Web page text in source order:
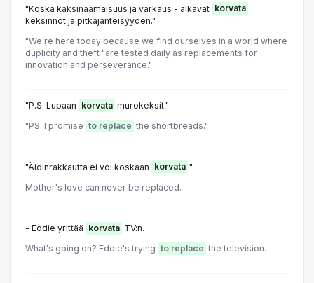
"Koska kaksinaamaisuus ja varkaus - alkavat korvata
keksinnöt ja pitkäjänteisyyden."
"We're here today because we find ourselves in a world where
duplicity and theft "are tested daily as replacements for
innovation and perseverance."
"P.S. Lupaan korvata murokeksit."
"PS: I promise to replace the shortbreads."
"Äidinrakkautta ei voi koskaan korvata ."
Mother's love can never be replaced.
- Eddie yrittää korvata TV:n.
What's going on? Eddie's trying to replace the television.